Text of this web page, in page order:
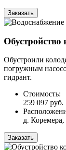
Заказать
Обустройство
Обустроили
погружным
гидрант.
Стоимость:
259 097 руб.
д. Коремера,
Заказать